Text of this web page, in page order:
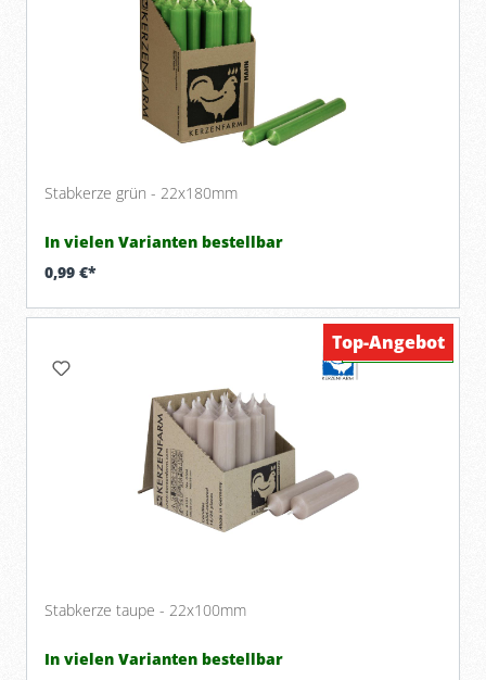
Stabkerze grün - 22x180mm
In vielen Varianten bestellbar
0,99 €*
Stabkerze taupe - 22x100mm
In vielen Varianten bestellbar
Verfügbar
Top-Angebot